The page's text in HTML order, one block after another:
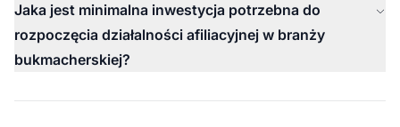
Jaka jest minimalna inwestycja potrzebna do
rozpoczęcia działalności afiliacyjnej w branży
bukmacherskiej?